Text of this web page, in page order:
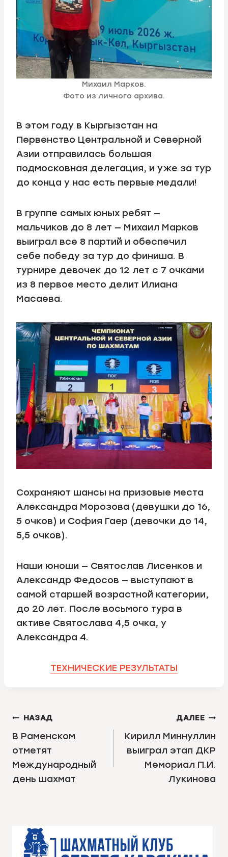
Михаил Марков.
Фото из личного архива.
В этом году в Кыргызстан на
Первенство Центральной и Северной
Азии отправилась большая
подмосковная делегация, и уже за тур
до конца у нас есть первые медали!
В группе самых юных ребят —
мальчиков до 8 лет — Михаил Марков
выиграл все 8 партий и обеспечил
себе победу за тур до финиша. В
турнире девочек до 12 лет с 7 очками
из 8 первое место делит Илиана
Масаева.
Сохраняют шансы на призовые места
Александра Морозова (девушки до 16,
5 очков) и София Гаер (девочки до 14,
5,5 очков).
Наши юноши — Святослав Лисенков и
Александр Федосов — выступают в
самой старшей возрастной категории,
до 20 лет. После восьмого тура в
активе Святослава 4,5 очка, у
Александра 4.
ТЕХНИЧЕСКИЕ РЕЗУЛЬТАТЫ
НАВИГАЦИЯ
ПО
ЗАПИСЯМ
НАЗАД
В Раменском
отметят
Международный
день шахмат
ДАЛЕЕ
Кирилл Миннуллин
выиграл этап ДКР
Мемориал П.И.
Лукинова